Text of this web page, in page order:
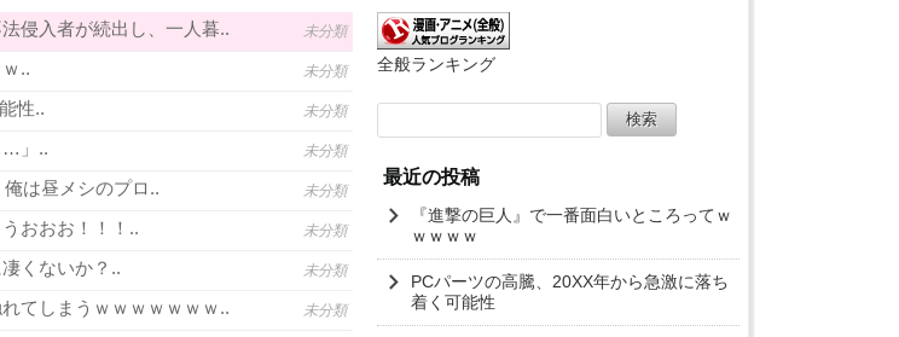
侵入者が続出し、一人暮.. 未分類
.. 未分類
性.. 未分類
」.. 未分類
俺は昼メシのプロ.. 未分類
おおお！！！.. 未分類
くないか？.. 未分類
てしまうｗｗｗｗｗｗｗ.. 未分類
全般ランキング
索:
最近の投稿
『進撃の巨人』で一番面白いところってｗ
ｗｗｗｗ
PCパーツの高騰、20XX年から急激に落ち
着く可能性